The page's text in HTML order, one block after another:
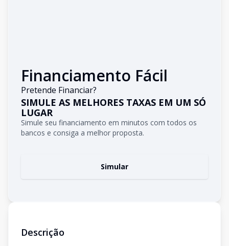
Financiamento Fácil
Pretende Financiar?
SIMULE AS MELHORES TAXAS EM UM SÓ
LUGAR
Simule seu financiamento em minutos com todos os
bancos e consiga a melhor proposta.
Simular
Descrição